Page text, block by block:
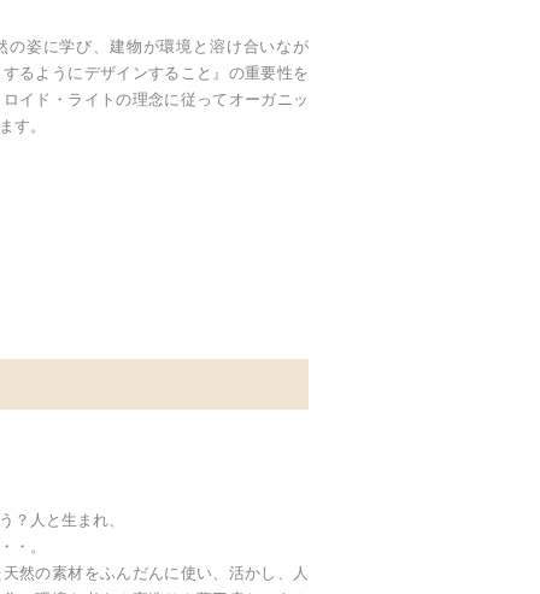
の姿に学び、建物が環境と溶け合いなが
るようにデザインすること』の重要性を
イド・ライトの理念に従ってオーガニッ
す。
？人と生まれ、
・。
然の素材をふんだんに使い、活かし、人